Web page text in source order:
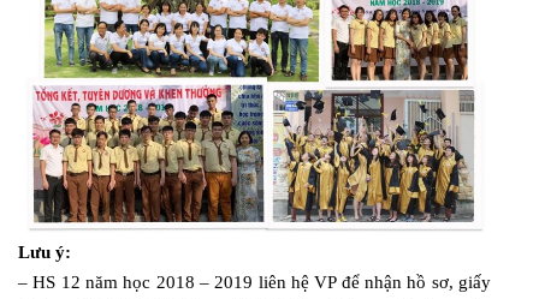
Lưu ý:
– HS 12 năm học 2018 – 2019 liên hệ VP để nhận hồ sơ, giấy